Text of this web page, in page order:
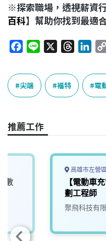
※探索職場，透視薪資
百科】幫助你找到最適
c
e
b
o
k
e
e
a
n
k
e
n
尖端 福特 電
推薦工作
數
高雄市左營區
【電動車
劃工程師
聚飛科技有